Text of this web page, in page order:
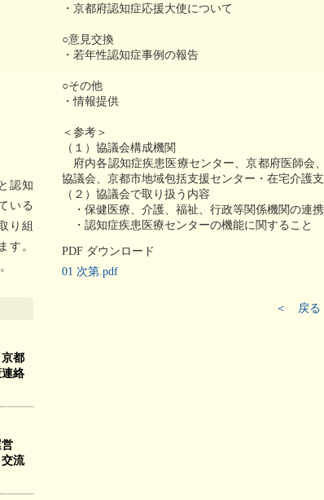
・京都府認知症応援大使について
○意見交換
・若年性認知症事例の報告
○その他
・情報提供
＜参考＞
（１）協議会構成機関
府内各認知症疾患医療センター、京都府医師会
協議会、京都市地域包括支援センター・在宅介護
（２）協議会で取り扱う内容
・保健医療、介護、福祉、行政等関係機関の連
・認知症疾患医療センターの機能に関すること
PDF ダウンロード
01 次第.pdf
＜ 戻る
認知
いる
り組
す。
都
絡
流